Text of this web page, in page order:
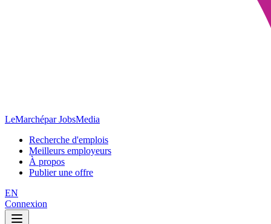
LeMarchépar JobsMedia
Recherche d'emplois
Meilleurs employeurs
À propos
Publier une offre
EN
Connexion